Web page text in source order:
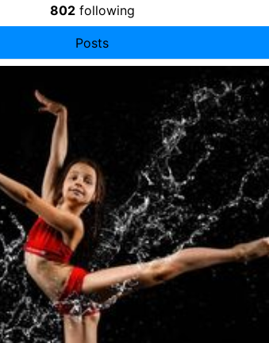
802following
Posts